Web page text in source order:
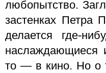
любопытство.
застенках Петра
делается где-
наслаждающиеся
то — в кино. Но о